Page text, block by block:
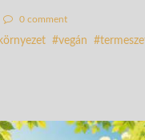
0 comment
környezet vegán